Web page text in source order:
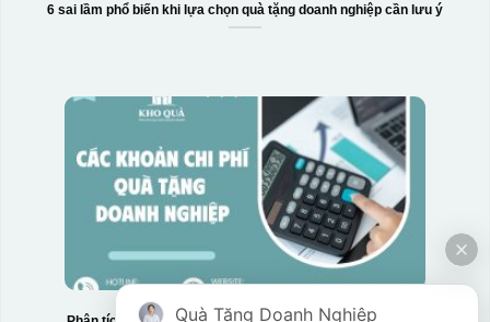
6 sai lầm phổ biến khi lựa chọn quà tặng doanh nghiệp cần lưu ý
Quà Tặng Doanh Nghiệp